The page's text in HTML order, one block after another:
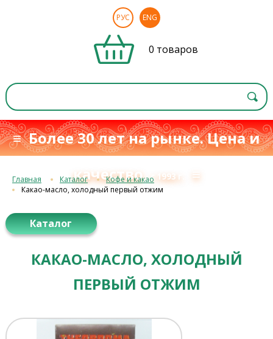
РУС ENG
0 товаров
≡ Более 30 лет на рынке. Цена и
качествос 1993 г. ≡
Главная Каталог
Кофе и какао
Какао-масло, холодный первый отжим
Каталог
КАКАО-МАСЛО, ХОЛОДНЫЙ
ПЕРВЫЙ ОТЖИМ